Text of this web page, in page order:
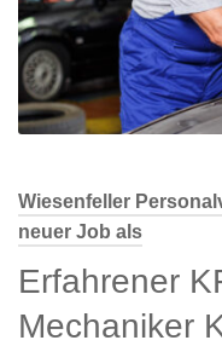
Wiesenfeller
neuer Job als
Erfahrener
Mechaniker